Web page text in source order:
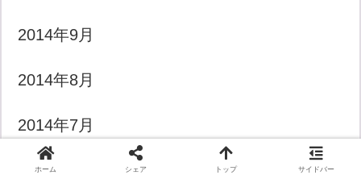
2014年9月
2014年8月
2014年7月
ホーム シェア トップ サイドバー